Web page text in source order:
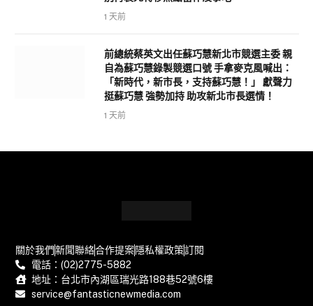
1 天前
前總統蔡英文出任蘇巧慧新北市競選主委 親
自為蘇巧慧錄製競選口號 手拿麥克風喊出：
「新時代，新市長，支持蘇巧慧！」 獻聲力
挺蘇巧慧 強勢加持 助攻新北市長選情！
1 天前
關於我們新聞聯絡合作提案隱私權政策訂閱
電話：(02)2775-5882
地址：台北市內湖區瑞光路188巷52號6樓
service@fantasticnewmedia.com